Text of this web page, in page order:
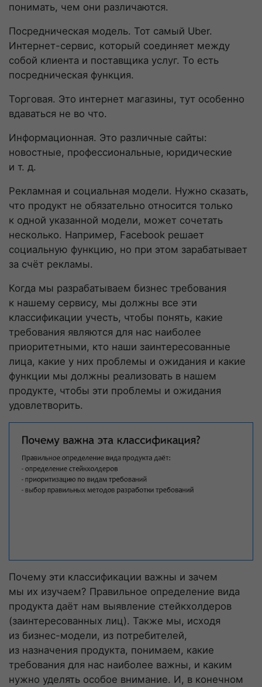
понимать, чем они различаются.
Посредническая модель. Тот самый Uber.
Интернет-сервис, который соединяет между
собой клиента и поставщика услуг. То есть
посредническая функция.
Торговая. Это интернет магазины, тут особенно
вдаваться не во что.
Информационная. Это различные сайты:
новостные, профессиональные, юридические
и т. д.
Рекламная и социальная модели. Нужно сказать,
что продукт не обязательно относится только
к одной указанной модели, может сочетать
несколько. Например, Facebook решает
социальную функцию, но при этом зарабатывает
за счёт рекламы.
Когда мы разрабатываем бизнес требования
к нашему сервису, мы должны все эти
классификации учесть, чтобы понять, какие
требования являются для нас наиболее
приоритетными, кто наши заинтересованные
лица, какие у них проблемы и ожидания и какие
функции мы должны реализовать в нашем
продукте, чтобы эти проблемы и ожидания
удовлетворить.
Почему эти классификации важны и зачем
мы их изучаем? Правильное определение вида
продукта даёт нам выявление стейкхолдеров
(заинтересованных лиц). Также мы, исходя
из бизнес-модели, из потребителей,
из назначения продукта, понимаем, какие
требования для нас наиболее важны, и каким
нужно уделять особое внимание. И, в конечном